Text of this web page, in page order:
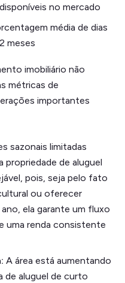
no mercado
média de dias
meses
imobiliário não
métricas de
importantes
sazonais limitadas
propriedade de aluguel
pois, seja pelo fato
ou oferecer
ela garante um fluxo
uma renda consistente
A área está aumentando
de aluguel de curto